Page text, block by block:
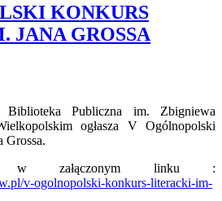
KONKURS
GROSSA
Publiczna im. Zbigniewa
ogłasza V Ogólnopolski
Grossa.
w załączonym linku :
v-ogolnopolski-konkurs-literacki-im-